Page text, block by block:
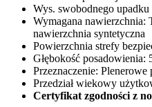
Wys. swobodnego
Wymagana nawierzchnia:
nawierzchnia syntetyczna
Powierzchnia strefy
Głębokość posadowienia:
Przeznaczenie: Plenerowe
Przedział wiekowy
Certyfikat zgodności z